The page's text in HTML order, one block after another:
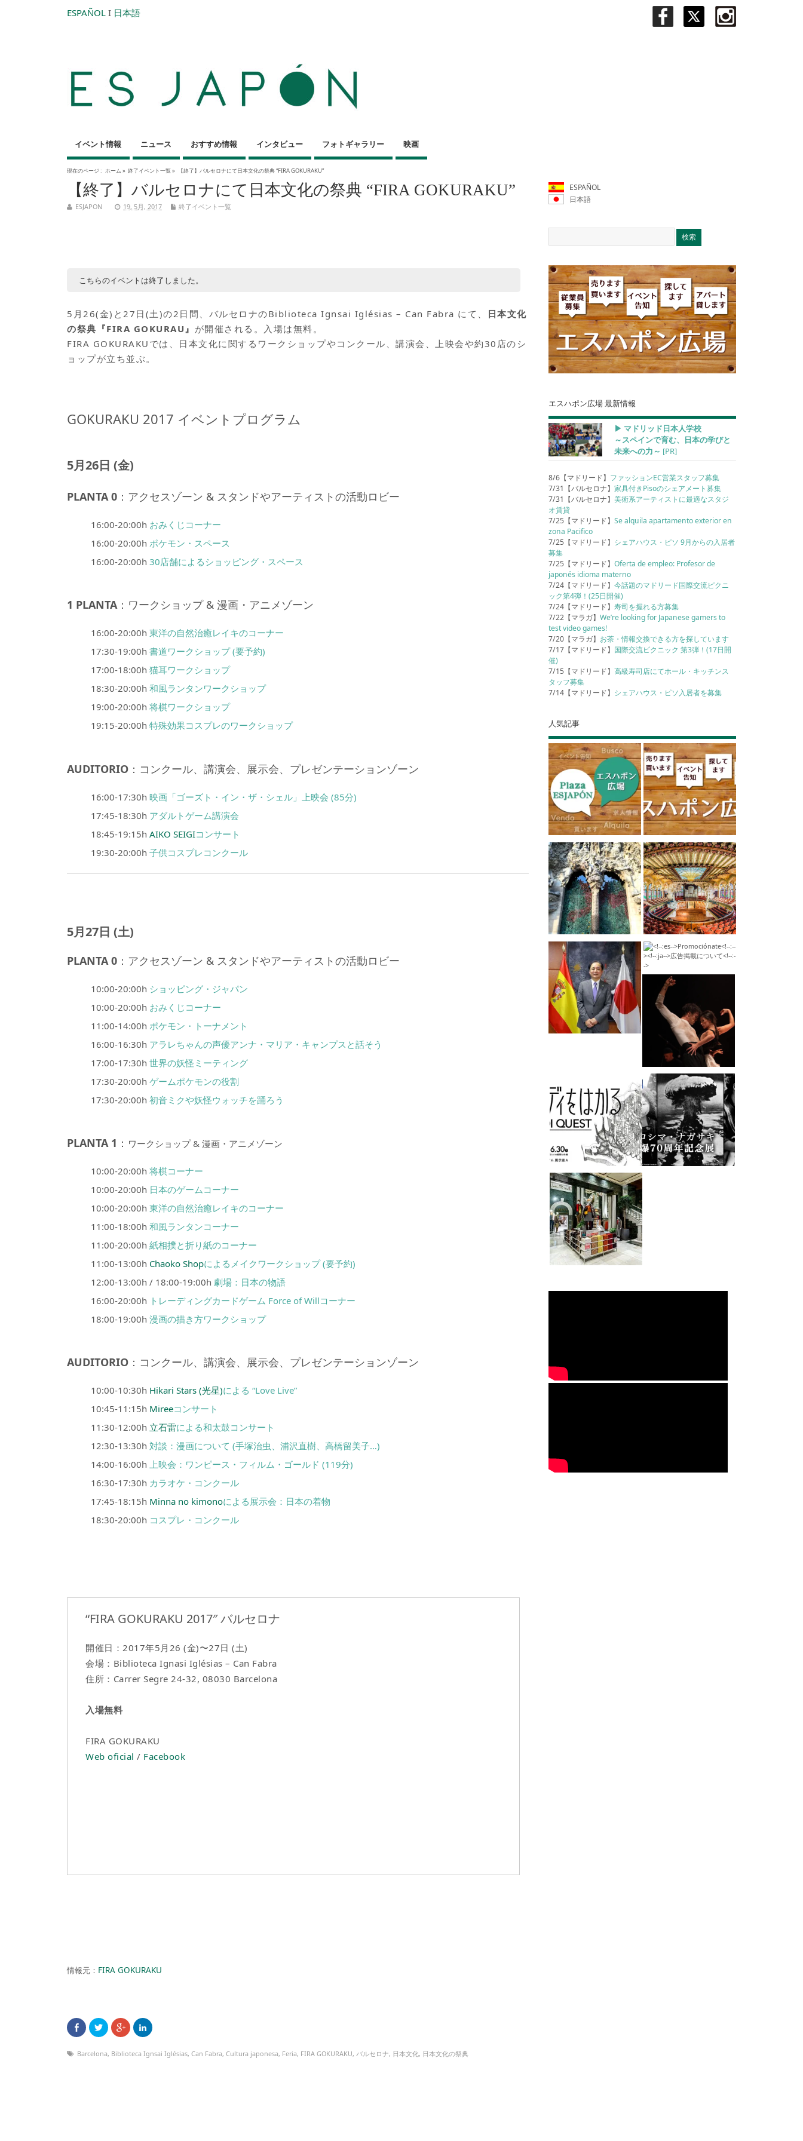
ESPAÑOL I 日本語
イベント情報 ニュース おすすめ情報 インタビュー フォトギャラリー 映画
現在のページ : ホーム » 終了イベント一覧» 【終了】バルセロナにて日本文化の祭典 “FIRA GOKURAKU”
【終了】バルセロナにて日本文化の祭典 “FIRA GOKURAKU”
ESJAPON 19, 5月, 2017 終了イベント一覧
こちらのイベントは終了しました。
5月26(金)と27日(土)の2日間、バルセロナのBiblioteca Ignsai Iglésias – Can Fabra にて、
日本文化
の祭典『FIRA GOKURAU』 が開催される。入場は無料。
FIRA GOKURAKUでは、日本文化に関するワークショップやコンクール、講演会、上映会や約30店のシ
ョップが立ち並ぶ。
GOKURAKU 2017 イベントプログラム
5月26日 (金)
PLANTA 0 ：アクセスゾーン & スタンドやアーティストの活動ロビー
16:00-20:00h おみくじコーナー
16:00-20:00h ポケモン・スペース
16:00-20:00h30店舗によるショッピング・スペース
1 PLANTA：ワークショップ & 漫画・アニメゾーン
16:00-20:00h東洋の自然治癒レイキのコーナー
17:30-19:00h書道ワークショップ (要予約)
17:00-18:00h猫耳ワークショップ
18:30-20:00h和風ランタンワークショップ
19:00-20:00h将棋ワークショップ
19:15-20:00h特殊効果コスプレのワークショップ
AUDITORIO ：コンクール、講演会、展示会、プレゼンテーションゾーン
16:00-17:30h映画「ゴーズト・イン・ザ・シェル」上映会 (85分)
17:45-18:30h アダルトゲーム講演会
18:45-19:15hAIKO SEIGIコンサート
19:30-20:00h子供コスプレコンクール
5月27日 (土)
PLANTA 0 ：アクセスゾーン & スタンドやアーティストの活動ロビー
10:00-20:00h ショッピング・ジャパン
10:00-20:00h おみくじコーナー
11:00-14:00h ポケモン・トーナメント
16:00-16:30h アラレちゃんの声優アンナ・マリア・キャンプスと話そう
17:00-17:30h世界の妖怪ミーティング
17:30-20:00hゲームポケモンの役割
17:30-20:00h初音ミクや妖怪ウォッチを踊ろう
PLANTA 1 ： ワークショップ & 漫画・アニメゾーン
10:00-20:00h将棋コーナー
10:00-20:00h 日本のゲームコーナー
10:00-20:00h東洋の自然治癒レイキのコーナー
11:00-18:00h和風ランタンコーナー
11:00-20:00h紙相撲と折り紙のコーナー
11:00-13:00h Chaoko Shopによるメイクワークショップ (要予約)
12:00-13:00h / 18:00-19:00h 劇場：日本の物語
16:00-20:00h トレーディングカードゲーム Force of Willコーナー
18:00-19:00h漫画の描き方ワークショップ
AUDITORIO ：コンクール、講演会、展示会、プレゼンテーションゾーン
10:00-10:30h Hikari Stars (光星)による “Love Live”
10:45-11:15h Mireeコンサート
11:30-12:00h 立石雷による和太鼓コンサート
12:30-13:30h対談：漫画について (手塚治虫、浦沢直樹、高橋留美子…)
14:00-16:00h上映会：ワンピース・フィルム・ゴールド (119分)
16:30-17:30h カラオケ・コンクール
17:45-18:15h Minna no kimonoによる展示会：日本の着物
18:30-20:00h コスプレ・コンクール
“FIRA GOKURAKU 2017″ バルセロナ
開催日：2017年5月26 (金)〜27日 (土)
会場：Biblioteca Ignasi Iglésias – Can Fabra
住所：Carrer Segre 24-32, 08030 Barcelona
入場無料
FIRA GOKURAKU
Web oficial / Facebook
情報元： FIRA GOKURAKU
Barcelona, Biblioteca Ignsai Iglésias, Can Fabra, Cultura japonesa, Feria, FIRA GOKURAKU, バルセロナ, 日本文化, 日本文化の祭典
ESPAÑOL
日本語
エスハポン広場 最新情報
▶︎ マドリッド日本人学校
～スペインで育む、日本の学びと
未来への力～ [PR]
8/6【マドリード】 ファッションEC営業スタッフ募集
7/31【バルセロナ】家具付きPisoのシェアメート募集
7/31【バルセロナ】美術系アーティストに最適なスタジ
オ賃貸
7/25【マドリード】Se alquila apartamento exterior en
zona Pacifico
7/25【マドリード】 シェアハウス・ピソ 9月からの入居者
募集
7/25【マドリード】Oferta de empleo: Profesor de
japonés idioma materno
7/24【マドリード】今話題のマドリード国際交流ピクニ
ック第4弾！(25日開催)
7/24【マドリード】寿司を握れる方募集
7/22【マラガ】We’re looking for Japanese gamers to
test video games!
7/20【マラガ】 お茶・情報交換できる方を探しています
7/17【マドリード】 国際交流ピクニック 第3弾！(17日開
催)
7/15【マドリード】高級寿司店にてホール・キッチンス
タッフ募集
7/14【マドリード】 シェアハウス・ピソ入居者を募集
人気記事